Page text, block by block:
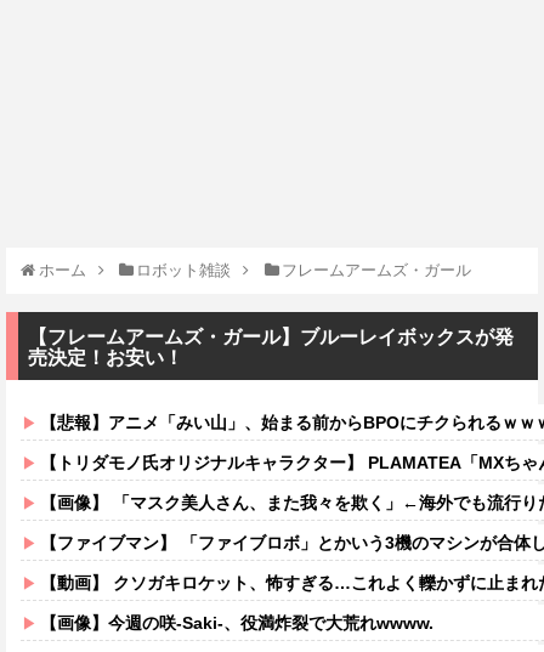
ホーム ロボット雑談 フレームアームズ・ガール
【フレームアームズ・ガール】ブルーレイボックスが発
売決定！お安い！
【悲報】アニメ「みい山」、始まる前からBPOにチクられるｗｗ
【トリダモノ氏オリジナルキャラクター】 PLAMATEA「MXちゃん
【画像】 「マスク美人さん、また我々を欺く」←海外でも流行りだし
【ファイブマン】 「ファイブロボ」とかいう3機のマシンが合体
【動画】 クソガキロケット、怖すぎる…これよく轢かずに止まれ
【画像】今週の咲-Saki-、役満炸裂で大荒れwwww.